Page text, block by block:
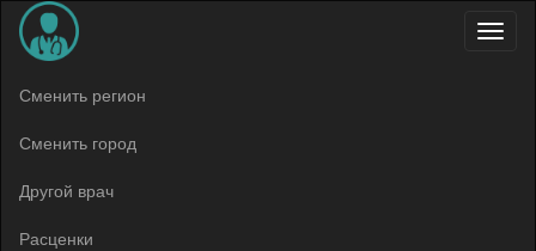
Меню
Сменить регион
Сменить город
Другой врач
Расценки